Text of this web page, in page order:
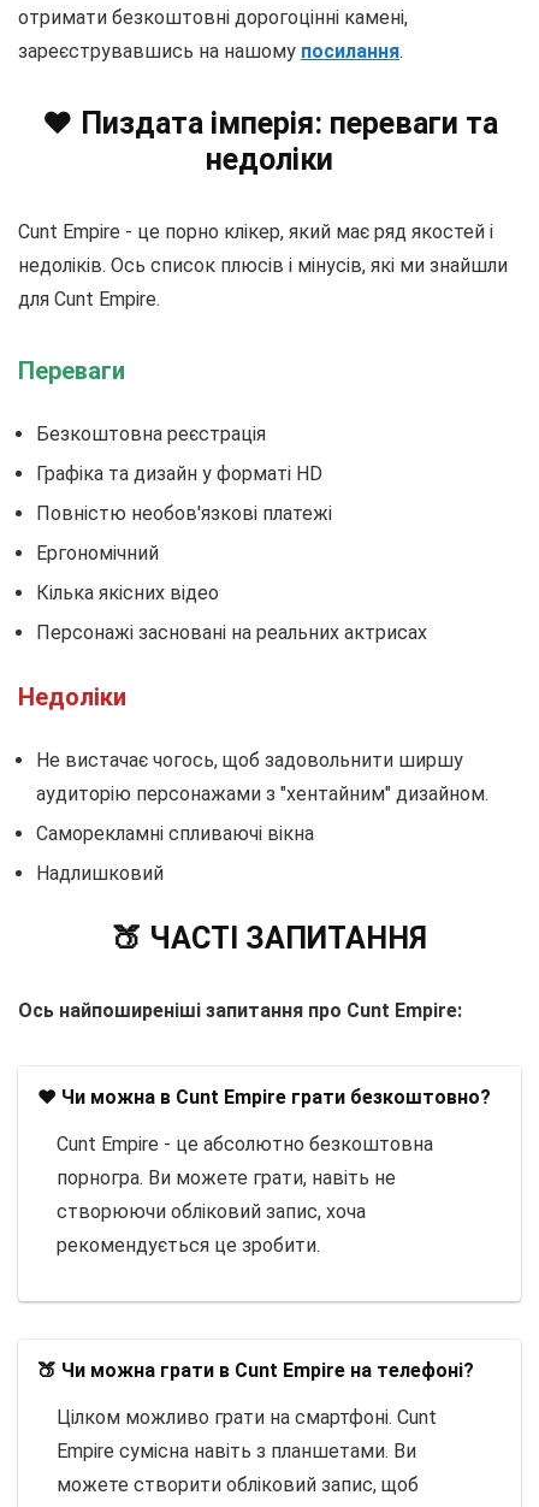
отримати безкоштовні дорогоцінні камені,
зареєструвавшись на нашому посилання.
❤️ Пиздата імперія: переваги та
недоліки
Cunt Empire - це порно клікер, який має ряд якостей і
недоліків. Ось список плюсів і мінусів, які ми знайшли
для Cunt Empire.
Переваги
Безкоштовна реєстрація
Графіка та дизайн у форматі HD
Повністю необов'язкові платежі
Ергономічний
Кілька якісних відео
Персонажі засновані на реальних актрисах
Недоліки
Не вистачає чогось, щоб задовольнити ширшу
аудиторію персонажами з "хентайним" дизайном.
Саморекламні спливаючі вікна
Надлишковий
🍑 ЧАСТІ ЗАПИТАННЯ
Ось найпоширеніші запитання про Cunt Empire:
❤️ Чи можна в Cunt Empire грати безкоштовно?
Cunt Empire - це абсолютно безкоштовна
порногра. Ви можете грати, навіть не
створюючи обліковий запис, хоча
рекомендується це зробити.
🍑 Чи можна грати в Cunt Empire на телефоні?
Цілком можливо грати на смартфоні. Cunt
Empire сумісна навіть з планшетами. Ви
можете створити обліковий запис, щоб